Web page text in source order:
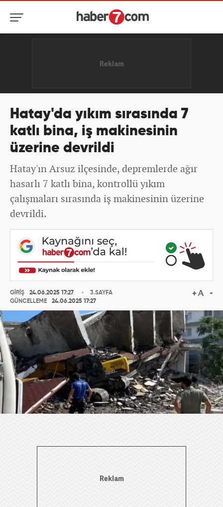
Hatay'da yıkım sırasında 7
katlı bina, iş makinesinin
üzerine devrildi
Hatay'ın Arsuz ilçesinde, depremlerde ağır
hasarlı 7 katlı bina, kontrollü yıkım
çalışmaları sırasında iş makinesinin üzerine
devrildi.
GİRİŞ
24.06.2025 17:27
GÜNCELLEME
24.06.2025 17:27
3.SAYFA